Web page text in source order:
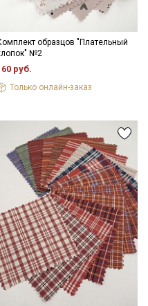
образцов "Плательный
№2
руб.
Только онлайн-заказ